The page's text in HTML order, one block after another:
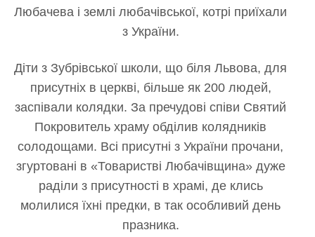
Любачева і землі любачівської, котрі приїхали
з України.
Діти з Зубрівської школи, що біля Львова, для
присутніх в церкві, більше як200 людей,
заспівали колядки. За пречудові співи Святий
Покровитель храму обділив колядників
солодощами. Всі присутні з України прочани,
згуртовані в «Товаристві Любачівщина» дуже
раділи з присутності в храмі, де клись
молилися їхні предки, в так особливий день
празника.